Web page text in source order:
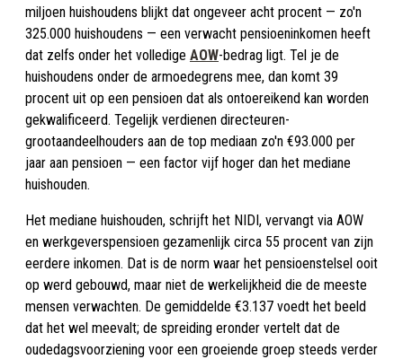
miljoen huishoudens blijkt dat ongeveer acht procent — zo'n
325.000 huishoudens — een verwacht pensioeninkomen heeft
dat zelfs onder het volledige AOW-bedrag ligt. Tel je de
huishoudens onder de armoedegrens mee, dan komt 39
procent uit op een pensioen dat als ontoereikend kan worden
gekwalificeerd. Tegelijk verdienen directeuren-
grootaandeelhouders aan de top mediaan zo'n €93.000 per
jaar aan pensioen — een factor vijf hoger dan het mediane
huishouden.
Het mediane huishouden, schrijft het NIDI, vervangt via AOW
en werkgeverspensioen gezamenlijk circa 55 procent van zijn
eerdere inkomen. Dat is de norm waar het pensioenstelsel ooit
op werd gebouwd, maar niet de werkelijkheid die de meeste
mensen verwachten. De gemiddelde €3.137 voedt het beeld
dat het wel meevalt; de spreiding eronder vertelt dat de
oudedagsvoorziening voor een groeiende groep steeds verder